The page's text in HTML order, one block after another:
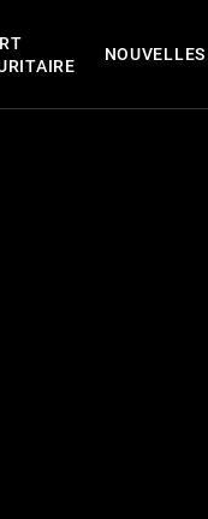
NOUVELLES